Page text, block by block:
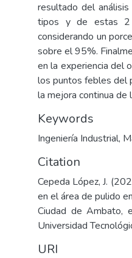
resultado del
tipos y de estas 2
considerando un
sobre el 95%.
en la experiencia del
los puntos febles del
la mejora continua de
Keywords
Ingeniería Industrial,
Citation
Cepeda López, J.
en el área de pulido
Ciudad de Ambato,
Universidad
URI